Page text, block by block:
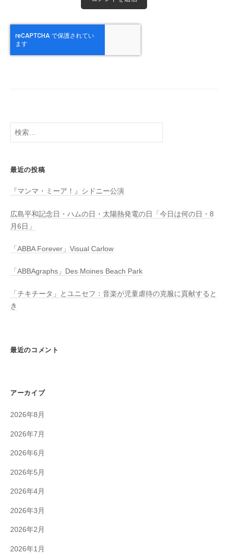
検
最近の投稿
『マンマ・ミーア！』シドニー公演
広島平和記念日・ハムの日・太陽熱発電の日「今日は何の日・8
月6日」
「ABBA Forever」Visual Carlow
「ABBAgraphs」Des Moines Beach Park
「チキチータ」とユニセフ：音楽が児童虐待の克服に貢献すると
き
最近のコメント
アーカイブ
2026年8月
2026年7月
2026年6月
2026年5月
2026年4月
2026年3月
2026年2月
2026年1月